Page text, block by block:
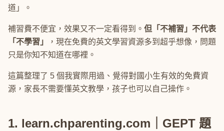
道」。
補習費不便宜，效果又不一定看得到。 但「不補習」不代表
「不學習」
，現在免費的英文學習資源多到超乎想像，問題
只是你知不知道在哪裡。
這篇整理了 5 個我實際用過、覺得對國小生有效的免費資
源，家長不需要懂英文教學，孩子也可以自己操作。
1. learn.chparenting.com｜GEPT 題